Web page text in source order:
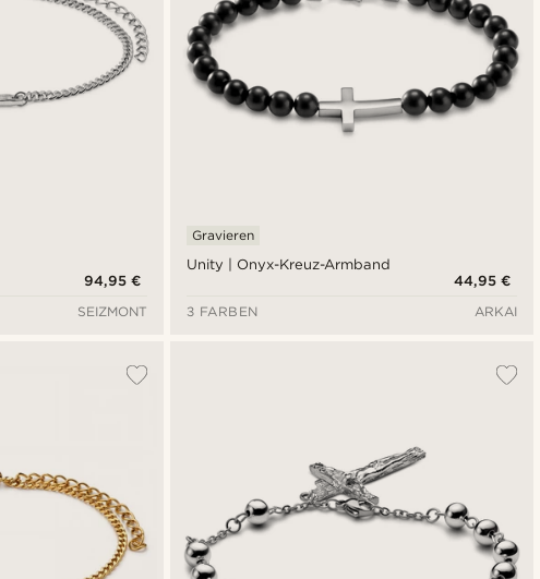
94,95 €
SEIZMONT
Unity | Onyx-Kreuz-Armband
Gravieren
44,95 €
3 FARBEN
ARKAI